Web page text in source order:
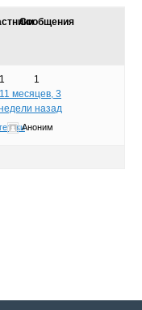
Сообщения
1
1
11 месяцев, 3
назад
Аноним